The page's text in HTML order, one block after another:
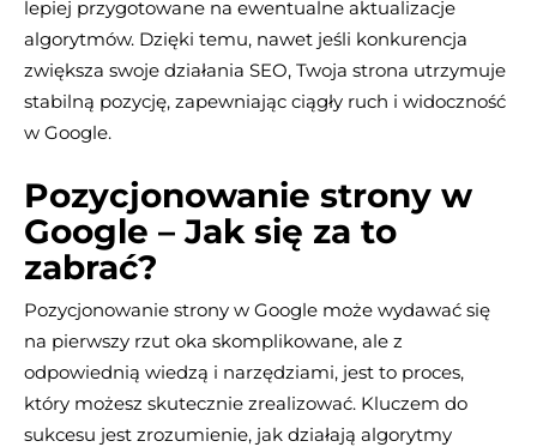
lepiej przygotowane na ewentualne aktualizacje
algorytmów. Dzięki temu, nawet jeśli konkurencja
zwiększa swoje działania SEO, Twoja strona utrzymuje
stabilną pozycję, zapewniając ciągły ruch i widoczność
w Google.
Pozycjonowanie strony w
Google – Jak się za to
zabrać?
Pozycjonowanie strony w Google może wydawać się
na pierwszy rzut oka skomplikowane, ale z
odpowiednią wiedzą i narzędziami, jest to proces,
który możesz skutecznie zrealizować. Kluczem do
sukcesu jest zrozumienie, jak działają algorytmy